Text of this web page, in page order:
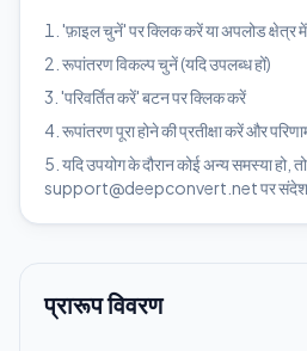
'फ़ाइल चुनें' पर क्लिक करें या अपलोड क्षेत्र
रूपांतरण विकल्प चुनें (यदि उपलब्ध हों)
'परिवर्तित करें' बटन पर क्लिक करें
रूपांतरण पूरा होने की प्रतीक्षा करें और
यदि उपयोग के दौरान कोई अन्य समस्या हो, तो
support@deepconvert.net पर
प्रारूप विवरण